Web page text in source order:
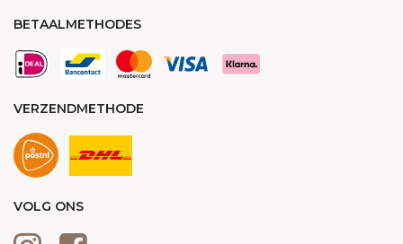
BETAALMETHODES
VERZENDMETHODE
VOLG ONS